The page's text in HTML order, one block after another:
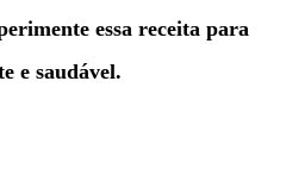
essa receita para
e saudável.